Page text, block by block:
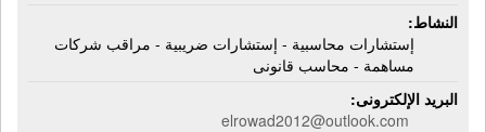
النشاط:
إستشارات محاسبية - إستشارات ضريبية - مراقب شركات
مساهمة - محاسب قانونى
البريد الإلكترونى:
elrowad2012@outlook.com